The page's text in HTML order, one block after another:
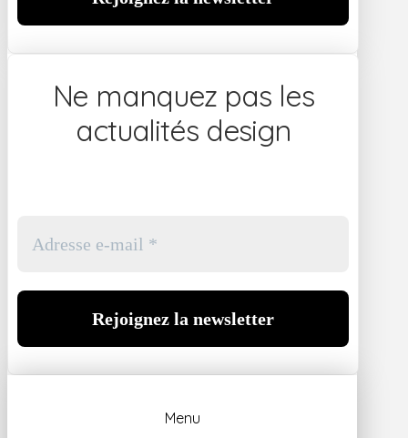
Ne manquez pas les
actualités design
Menu